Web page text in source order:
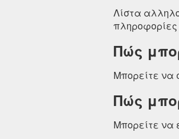
Λίστα
πληροφορίες
Πώς
Μπορείτε να
Πώς
Μπορείτε να